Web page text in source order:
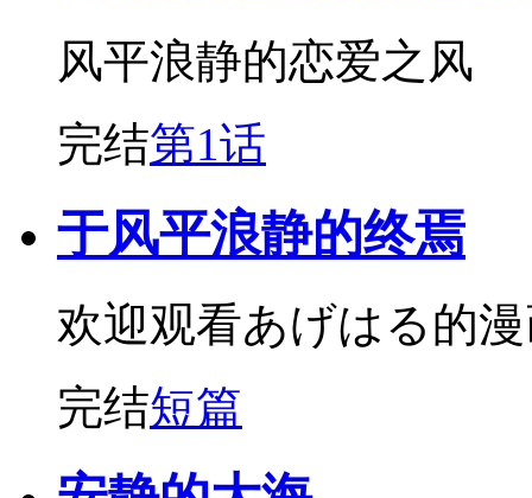
风平浪静的恋爱之风
完结第1话
于风平浪静的终焉
欢迎观看あげはる的
完结短篇